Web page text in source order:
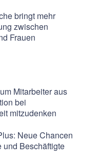
bringt mehr
zwischen
Frauen
Mitarbeiter aus
bei
mitzudenken
Neue Chancen
und Beschäftigte